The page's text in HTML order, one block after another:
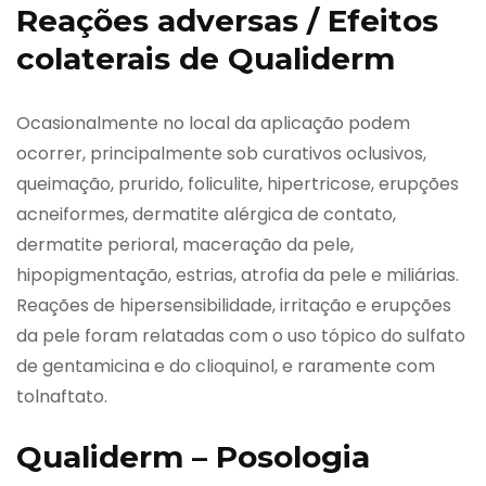
Reações adversas / Efeitos
colaterais de Qualiderm
Ocasionalmente no local da aplicação podem
ocorrer, principalmente sob curativos oclusivos,
queimação, prurido, foliculite, hipertricose, erupções
acneiformes, dermatite alérgica de contato,
dermatite perioral, maceração da pele,
hipopigmentação, estrias, atrofia da pele e miliárias.
Reações de hipersensibilidade, irritação e erupções
da pele foram relatadas com o uso tópico do sulfato
de gentamicina e do clioquinol, e raramente com
tolnaftato.
Qualiderm – Posologia